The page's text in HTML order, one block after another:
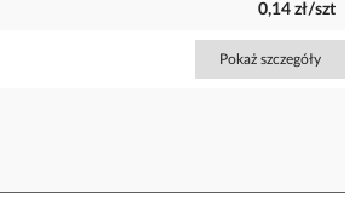
0,14 zł/szt
Pokaż szczegóły